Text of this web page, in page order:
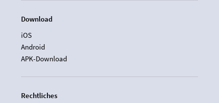
Download
iOS
Android
APK-Download
Rechtliches